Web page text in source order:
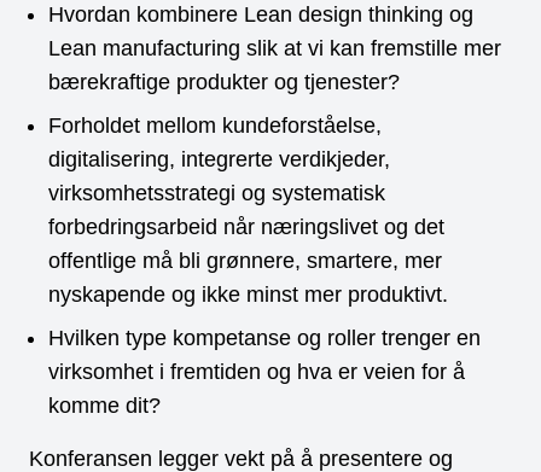
Hvordan kombinere Lean design thinking og
Lean manufacturing slik at vi kan fremstille mer
bærekraftige produkter og tjenester?
Forholdet mellom kundeforståelse,
digitalisering, integrerte verdikjeder,
virksomhetsstrategi og systematisk
forbedringsarbeid når næringslivet og det
offentlige må bli grønnere, smartere, mer
nyskapende og ikke minst mer produktivt.
Hvilken type kompetanse og roller trenger en
virksomhet i fremtiden og hva er veien for å
komme dit?
Konferansen legger vekt på å presentere og